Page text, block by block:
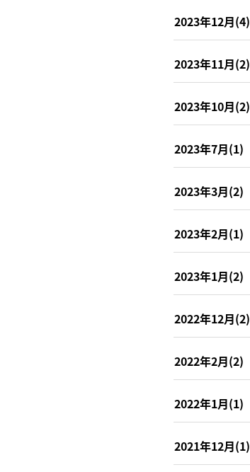
2023年12月(4)
2023年11月(2)
2023年10月(2)
2023年7月(1)
2023年3月(2)
2023年2月(1)
2023年1月(2)
2022年12月(2)
2022年2月(2)
2022年1月(1)
2021年12月(1)